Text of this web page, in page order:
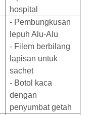
hospital
- Pembungkusan
lepuh Alu-Alu
- Filem berbilang
lapisan untuk
sachet
- Botol kaca
dengan
penyumbat getah